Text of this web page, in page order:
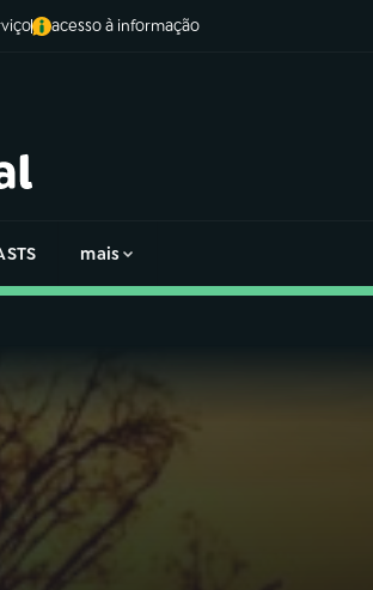
acesso à informação
mais